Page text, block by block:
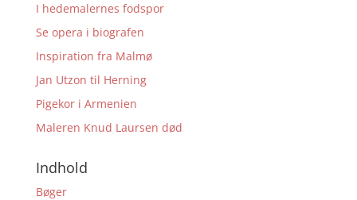
I hedemalernes fodspor
Se opera i biografen
Inspiration fra Malmø
Jan Utzon til Herning
Pigekor i Armenien
Maleren Knud Laursen død
Indhold
Bøger